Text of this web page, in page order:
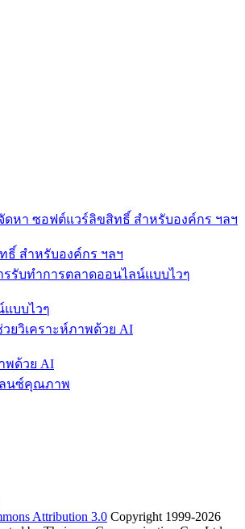
ธิ์ สำหรับองค์กร ฯลฯ
บบไวๆ
พด้วย AI
Attribution 3.0 Copyright 1999-2026